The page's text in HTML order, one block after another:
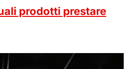
prodotti prestare